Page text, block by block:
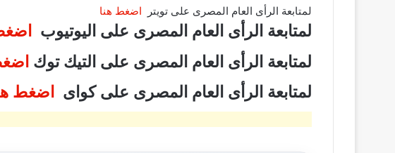
لمتابعة الرأى العام المصرى على تويتر اضغط هنا
لمتابعة الرأى العام المصرى على اليوتيوب
لمتابعة الرأى العام المصرى على التيك توك
لمتابعة الرأى العام المصرى على كواى
اضغط